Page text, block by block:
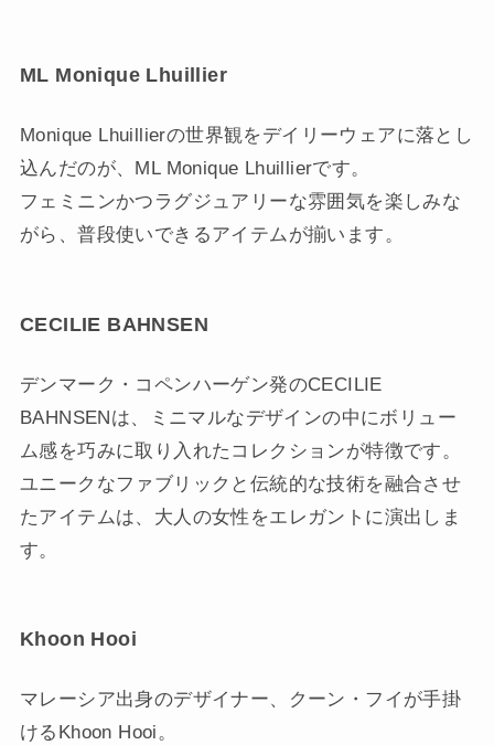
ML Monique Lhuillier
Monique Lhuillierの世界観をデイリーウェアに落とし
込んだのが、ML Monique Lhuillierです。
フェミニンかつラグジュアリーな雰囲気を楽しみな
がら、普段使いできるアイテムが揃います。
CECILIE BAHNSEN
デンマーク・コペンハーゲン発のCECILIE
BAHNSENは、ミニマルなデザインの中にボリュー
ム感を巧みに取り入れたコレクションが特徴です。
ユニークなファブリックと伝統的な技術を融合させ
たアイテムは、大人の女性をエレガントに演出しま
す。
Khoon Hooi
マレーシア出身のデザイナー、クーン・フイが手掛
けるKhoon Hooi。